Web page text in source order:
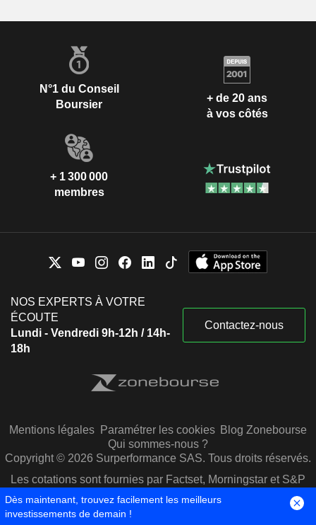
N°1 du Conseil
Boursier
+ de 20 ans
à vos côtés
+ 1 300 000
membres
NOS EXPERTS À VOTRE
ÉCOUTE
Lundi - Vendredi 9h-12h / 14h-
18h
Contactez-nous
Mentions légales Paramétrer les cookies Blog Zonebourse
Qui sommes-nous ?
Copyright © 2026 Surperformance SAS. Tous droits réservés.
Les cotations sont fournies par Factset, Morningstar et S&P
Capital IQ
Dès maintenant, trouvez facilement les meilleurs
investissements de demain !